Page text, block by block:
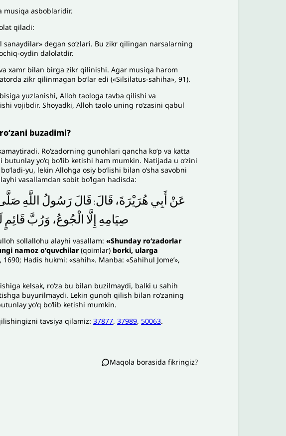
musiqa asboblaridir.
qiladi:
degan soʻzlari. Bu zikr qilingan narsalarning
oydin dalolatdir.
xamr bilan birga zikr qilinishi. Agar musiqa harom
zikr qilinmagan boʻlar edi («Silsilatus-sahiha», 91).
yuzlanishi, Alloh taologa tavba qilishi va
vojibdir. Shoyadki, Alloh taolo uning roʻzasini qabul
buzadimi?
Roʻzadorning gunohlari qancha koʻp va katta
butunlay yoʻq boʻlib ketishi ham mumkin. Natijada u oʻzini
yu, lekin Allohga osiy boʻlishi bilan oʻsha savobni
vasallamdan sobit boʻlgan hadisda:
عَنْ أَبِي هُرَيْرَةَ، قَالَ: قَالَرَسُولُ اللَّهِ
صِيَامِهِ إِلَّا الْجُوعُ، وَرُبَّ قَائِمٍ
sollallohu alayhi vasallam: «Shunday roʻzadorlar
namoz oʻquvchilar(qoimlar)borki, ularga
Hadis hukmi: «sahih». Manba: «Sahihul Jomeʼ»,
kelsak, roʻza bu bilan buzilmaydi, balki u sahih
buyurilmaydi. Lekin gunoh qilish bilan roʻzaning
yoʻq boʻlib ketishi mumkin.
tavsiya qilamiz: 37877, 37989, 50063.
Maqola borasida fikringiz?